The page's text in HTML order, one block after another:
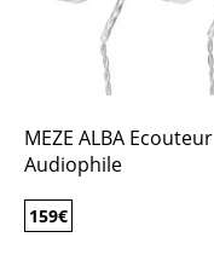
MEZE ALBA Ecouteur
Audiophile
159€